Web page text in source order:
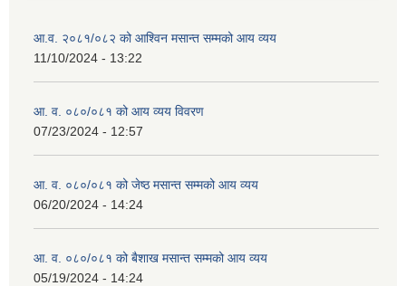
आ.व. २०८१/०८२ को आश्विन मसान्त सम्मको आय व्यय
11/10/2024 - 13:22
आ. व. ०८०/०८१ को आय व्यय विवरण
07/23/2024 - 12:57
आ. व. ०८०/०८१ को जेष्ठ मसान्त सम्मको आय व्यय
06/20/2024 - 14:24
आ. व. ०८०/०८१ को बैशाख मसान्त सम्मको आय व्यय
05/19/2024 - 14:24